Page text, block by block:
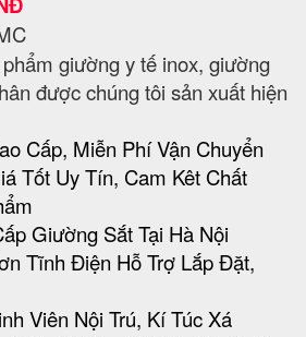
giường y tế inox, giường
được chúng tôi sản xuất hiện
Cấp, Miễn Phí Vận Chuyển
Tốt Uy Tín, Cam Kêt Chất
Giường Sắt Tại Hà Nội
Tĩnh Điện Hỗ Trợ Lắp Đặt,
Viên Nội Trú, Kí Túc Xá